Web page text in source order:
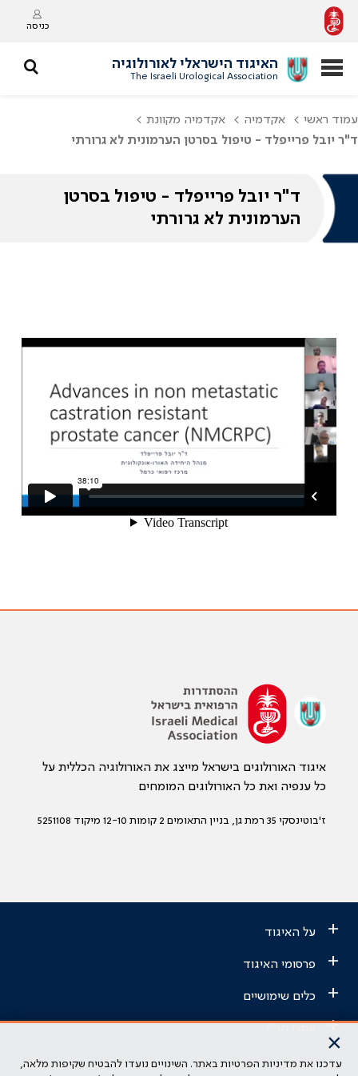
כניסה
האיגוד הישראלי לאורולוגיה
The Israeli Urological Association
עמוד ראשי אקדמיה
אקדמיה מקוונת
ד"ר יובל פרייפלד - טיפול בסרטן הערמונית לא גרורתי
ד"ר יובל פרייפלד - טיפול בסרטן
הערמונית לא גרורתי
איגוד האורולוגים בישראל מייצג את האורולוגיה הכללית על
כל ענפיה ואת כל האורולוגים המומחים
ז'בוטינסקי 35 רמת גן, בניין התאומים 2 קומות 12-10 מיקוד 5251108
+ על האיגוד
+ פרסומי האיגוד
+ כלים שימושיים
+
הבהרה משפטית: כל נושא המופיע באתר זה נועד להשכלה בלבד ואין לראות
×
עדכנו את מדיניות הפרטיות באתר. השינויים נועדו להבטיח שקיפות מלאה,